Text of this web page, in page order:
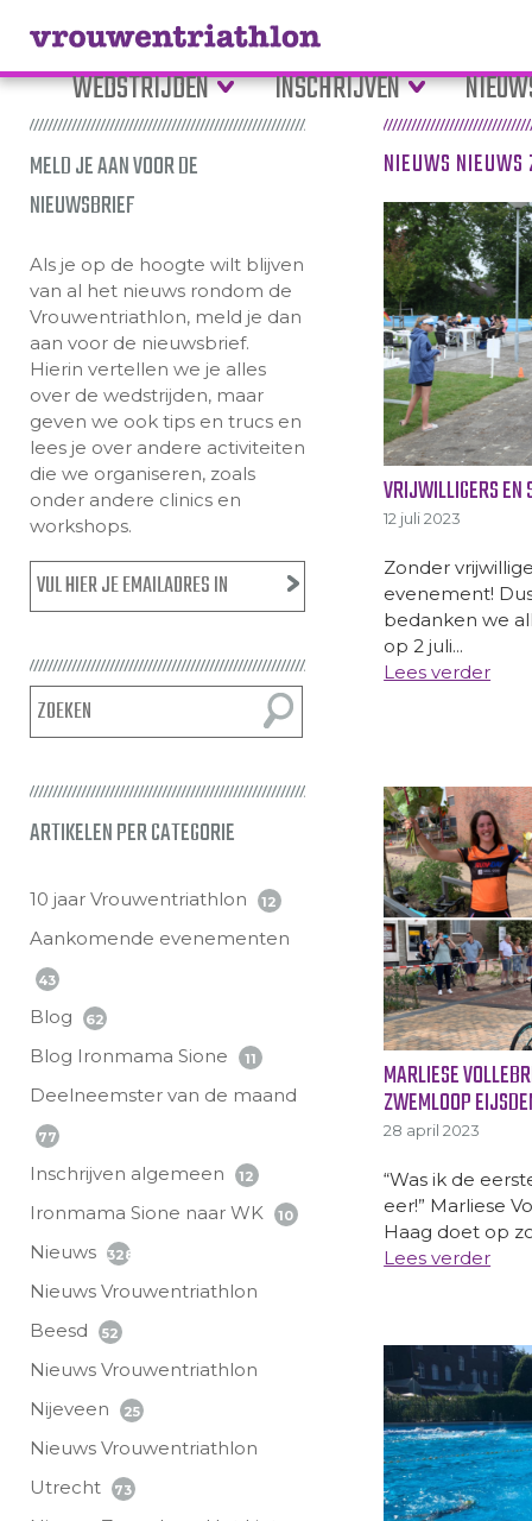
WEDSTRIJDEN INSCHRIJVEN
MELD JE AAN VOOR DE
NIEUWSBRIEF
Als je op de hoogte wilt blijven
van al het nieuws rondom de
Vrouwentriathlon, meld je dan
aan voor de nieuwsbrief.
Hierin vertellen we je alles
over de wedstrijden, maar
geven we ook tips en trucs en
lees je over andere activiteiten
die we organiseren, zoals
onder andere clinics en
workshops.
ARTIKELEN PER CATEGORIE
10 jaar Vrouwentriathlon 12
Aankomende evenementen
43
Blog 62
Blog Ironmama Sione 11
Deelneemster van de maand
77
Inschrijven algemeen 12
Ironmama Sione naar WK 10
Nieuws 328
Nieuws Vrouwentriathlon
Beesd
52
Nieuws Vrouwentriathlon
Nijeveen
25
Nieuws Vrouwentriathlon
Utrecht
73
NIEUWS
VRIJWILLIGERS EN
12 juli 2023
Zonder
evenement!
bedanken we
op 2 juli...
Lees verder
MARLIESE
ZWEMLOOP
28 april 2023
“Was ik de
eer!” Marliese
Haag doet op
Lees verder